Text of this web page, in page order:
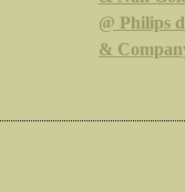
@ Philips
&